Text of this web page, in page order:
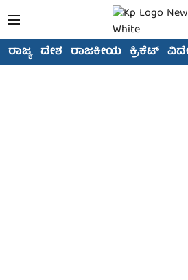
ರಾಜ್ಯ ದೇಶ ರಾಜಕೀಯ ಕ್ರಿಕೆಟ್